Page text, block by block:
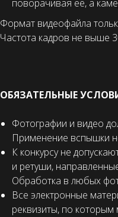
поворачивая её, а
Формат видеофайла
Частота кадров не выше
ОБЯЗАТЕЛЬНЫЕ
Фотографии и видео
Применение вспышки
К конкурсу не
и ретуши,
Обработка в любых
Все электронные
реквизиты, по